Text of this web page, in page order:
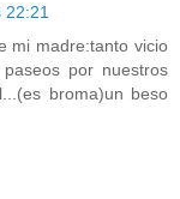
mi madre:tanto vicio
por nuestros
broma)un beso